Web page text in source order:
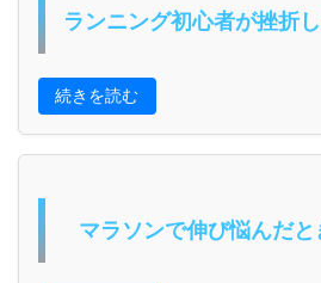
ランニング初心者が挫折
続きを読む
マラソンで伸び悩んだと